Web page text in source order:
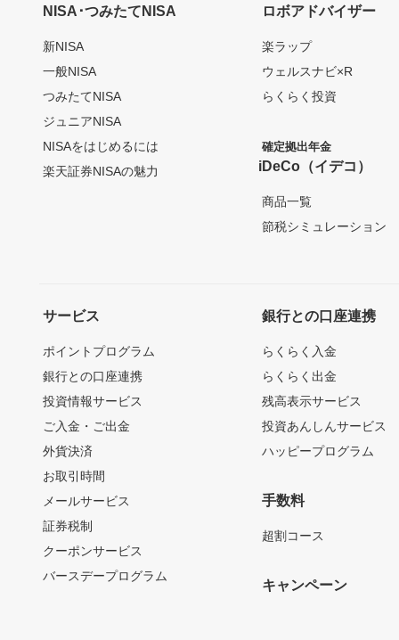
NISA･つみたてNISA
新NISA
一般NISA
つみたてNISA
ジュニアNISA
NISAをはじめるには
楽天証券NISAの魅力
ロボアドバイザー
楽ラップ
ウェルスナビ×R
らくらく投資
確定拠出年金
iDeCo（イデコ）
商品一覧
節税シミュレーション
サービス
ポイントプログラム
銀行との口座連携
投資情報サービス
ご入金・ご出金
外貨決済
お取引時間
メールサービス
証券税制
クーポンサービス
バースデープログラム
銀行との口座連携
らくらく入金
らくらく出金
残高表示サービス
投資あんしんサービス
ハッピープログラム
手数料
超割コース
キャンペーン